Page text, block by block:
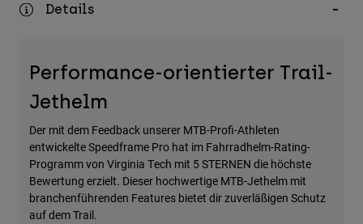
Zubehör
Taschen & Rucksäcke
Hüte & Mützen
Alle anzeigen
Details
Performance-orientierter Trail-
Jethelm
Der mit dem Feedback unserer MTB-Profi-Athleten
entwickelte Speedframe Pro hat im Fahrradhelm-Rating-
Programm von Virginia Tech mit 5 STERNEN die höchste
Bewertung erzielt. Dieser hochwertige MTB-Jethelm mit
branchenführenden Features bietet dir zuverläßigen Schutz
auf dem Trail.